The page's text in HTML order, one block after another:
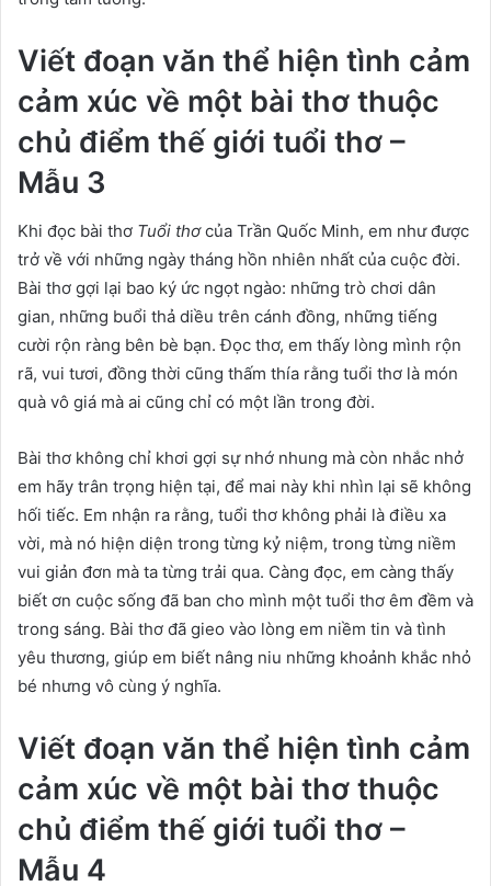
Viết đoạn văn thể hiện tình cảm
cảm xúc về một bài thơ thuộc
chủ điểm thế giới tuổi thơ –
Mẫu 3
Khi đọc bài thơ Tuổi thơcủa Trần Quốc Minh, em như được
trở về với những ngày tháng hồn nhiên nhất của cuộc đời.
Bài thơ gợi lại bao ký ức ngọt ngào: những trò chơi dân
gian, những buổi thả diều trên cánh đồng, những tiếng
cười rộn ràng bên bè bạn. Đọc thơ, em thấy lòng mình rộn
rã, vui tươi, đồng thời cũng thấm thía rằng tuổi thơ là món
quà vô giá mà ai cũng chỉ có một lần trong đời.
Bài thơ không chỉ khơi gợi sự nhớ nhung mà còn nhắc nhở
em hãy trân trọng hiện tại, để mai này khi nhìn lại sẽ không
hối tiếc. Em nhận ra rằng, tuổi thơ không phải là điều xa
vời, mà nó hiện diện trong từng kỷ niệm, trong từng niềm
vui giản đơn mà ta từng trải qua. Càng đọc, em càng thấy
biết ơn cuộc sống đã ban cho mình một tuổi thơ êm đềm và
trong sáng. Bài thơ đã gieo vào lòng em niềm tin và tình
yêu thương, giúp em biết nâng niu những khoảnh khắc nhỏ
bé nhưng vô cùng ý nghĩa.
Viết đoạn văn thể hiện tình cảm
cảm xúc về một bài thơ thuộc
chủ điểm thế giới tuổi thơ –
Mẫu 4